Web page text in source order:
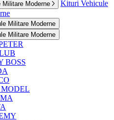
Militare Moderne
Kituri Vehicule
Militare Moderne
Militare Moderne
BOSS